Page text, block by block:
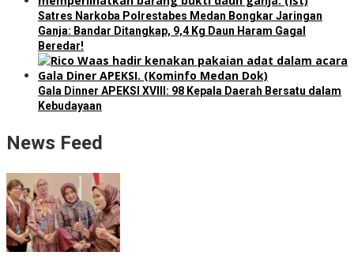
Satres Narkoba Polrestabes Medan Bongkar Jaringan
Ganja: Bandar Ditangkap, 9,4 Kg Daun Haram Gagal
Beredar!
Gala Dinner APEKSI XVIII: 98 Kepala Daerah Bersatu dalam
Kebudayaan
News Feed